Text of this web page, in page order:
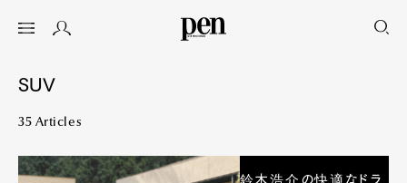
SUV
35 Articles
鈴木浩介の快適なドラ